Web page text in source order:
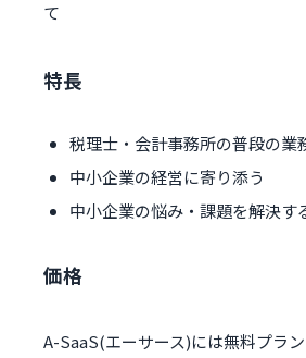
て
特長
税理士・会計事務所の普段の業
中小企業の経営に寄り添う
中小企業の悩み・課題を解決す
価格
A-SaaS(エーサース)には無料プラ